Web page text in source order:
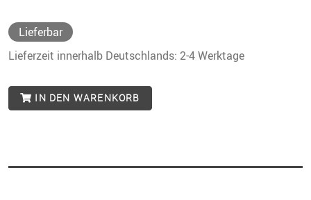
Lieferbar
Lieferzeit innerhalb Deutschlands: 2-4 Werktage
IN DEN WARENKORB